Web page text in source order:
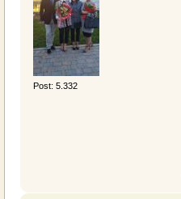
Post: 5.332